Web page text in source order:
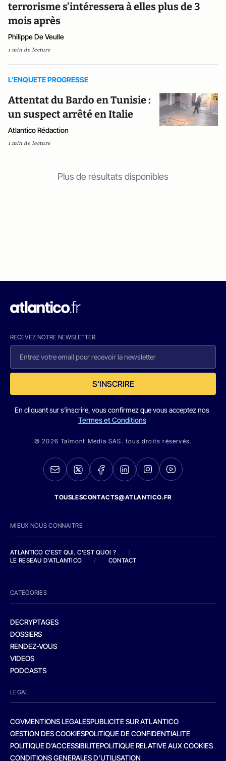
terrorisme s’intéressera à elles plus de 3
mois après
Philippe De Veulle
1 min de lecture
L'ENQUETE PROGRESSE
Attentat du Bardo en Tunisie :
un suspect arrêté en Italie
Atlantico Rédaction
1 min de lecture
Plus de résultats disponibles
RECEVEZ NOTRE NEWSLETTER
S'INSCRIRE
En cliquant sur s'inscrire, vous confirmez que vous acceptez nos
Termes et Conditions
© 2026 Talmont Media SAS. tous droits réservés.
TOUSLESCONTACTS@ATLANTICO.FR
MIEUX NOUS CONNAITRE
ATLANTICO C'EST QUI, C'EST QUOI ?
/
LE RESEAU D'ATLANTICO
/ CONTACT
CATEGORIES
DECRYPTAGES
DOSSIERS
RENDEZ-VOUS
VIDEOS
PODCASTS
LEGAL
CGVMENTIONS LEGALESPUBLICITE SUR ATLANTICO
GESTION DES COOKIESPOLITIQUE DE CONFIDENTIALITE
POLITIQUE D’ACCESSIBILITEPOLITIQUE RELATIVE AUX COOKIES
CONDITIONS GENERALES D’UTILISATION